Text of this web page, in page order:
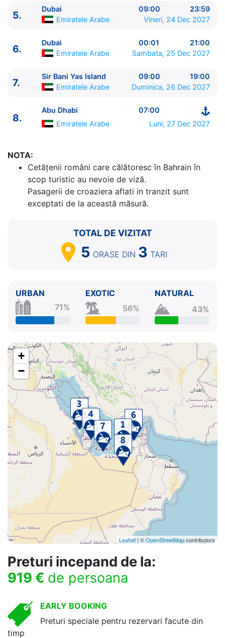
ITINERARIU
Ziua | Portul | Sosire - Plecare
Abu Dhabi Emiratele Arabe
⚓ - 21:00
2.
Zi de navigare pe Mare
0:00 - 0:00
4.
Doha Qatar 07:00 - 17:00
5.
Dubai Emiratele Arabe
09:00 - 23:59
8. Abu Dhabi
5.
Dubai 09:00
23:59
Emiratele Arabe
Vineri, 24 Dec 2027
6.
Dubai 00:01
21:00
Emiratele Arabe
Sambata, 25 Dec 2027
7.
Sir Bani Yas Island 09:00
19:00
Emiratele Arabe
Duminica, 26 Dec 2027
8.
Abu Dhabi
07:00
Emiratele Arabe
Luni, 27 Dec 2027
NOTA:
Cetăţenii români care călătoresc în Bahrain în
scop turistic au nevoie de viză.
Pasagerii de croaziera aflati in tranzit sunt
exceptati de la această măsură.
TOTAL DE VIZITAT
5 ORASE DIN 3 TARI
URBAN
71%
EXOTIC
56%
NATURAL
43%
+
−
Leaflet | ©OpenStreetMapcontributors
Preturi incepand de la:
919 € de persoana
EARLY BOOKING
Preturi speciale pentru rezervari facute din
timp